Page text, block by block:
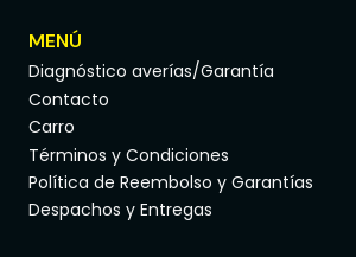
MENÚ
Diagnóstico averías/Garantía
Contacto
Carro
Términos y Condiciones
Política de Reembolso y Garantías
Despachos y Entregas